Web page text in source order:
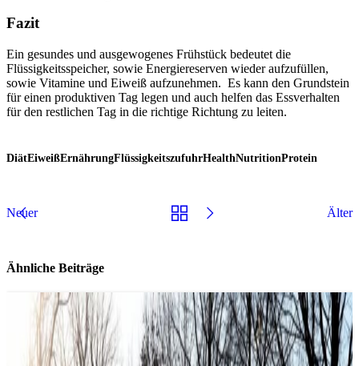
Fazit
Ein gesundes und ausgewogenes Frühstück bedeutet die
Flüssigkeitsspeicher, sowie Energiereserven wieder aufzufüllen,
sowie Vitamine und Eiweiß aufzunehmen. Es kann den Grundstein
für einen produktiven Tag legen und auch helfen das Essverhalten
für den restlichen Tag in die richtige Richtung zu leiten.
DiätEiweißErnährungFlüssigkeitszufuhrHealthNutritionProtein
Neuer Älter
Ähnliche Beiträge